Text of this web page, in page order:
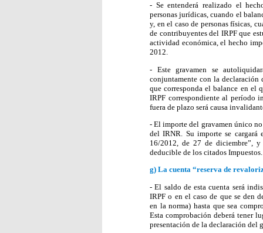
- Se entenderá realizado el
personas jurídicas, cuando el
y, en el caso de personas físicas,
de contribuyentes del IRPF que
actividad económica, el hecho
2012.
- Este gravamen se
conjuntamente con la
que corresponda el balance en el
IRPF correspondiente al período
fuera de plazo será causa
- El importe del gravamen único
del IRNR. Su importe se cargará
16/2012, de 27 de diciembre”,
deducible de los citados Impuestos.
g) La cuenta “reserva de
- El saldo de esta cuenta será
IRPF o en el caso de que se den
en la norma) hasta que sea
Esta comprobación deberá tener
presentación de la declaración del